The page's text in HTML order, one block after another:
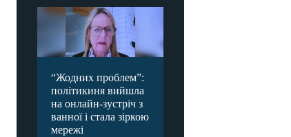
“Жодних проблем”:
політикиня вийшла
на онлайн-зустріч з
ванної і стала зіркою
мережі